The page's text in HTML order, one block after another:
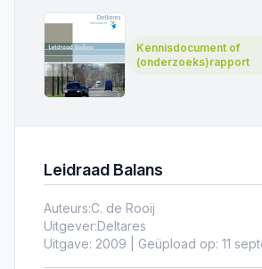
Kennisdocument of
(onderzoeks)rapport
Leidraad Balans
Auteurs:C. de Rooij
Uitgever:Deltares
Uitgave: 2009 | Geüpload op: 11